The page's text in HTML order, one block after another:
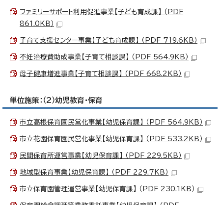
ファミリーサポート利用促進事業【子ども育成課】 （PDF
861.0KB）
子育て支援センター事業【子ども育成課】 （PDF 719.6KB）
不妊治療費助成事業【子育て相談課】 （PDF 564.9KB）
母子健康増進事業【子育て相談課】 （PDF 668.2KB）
単位施策：（2）幼児教育・保育
市立高根保育園民営化事業【幼児保育課】 （PDF 564.9KB）
市立花園保育園民営化事業【幼児保育課】 （PDF 533.2KB）
民間保育所運営事業【幼児保育課】 （PDF 229.5KB）
地域型保育事業【幼児保育課】 （PDF 229.7KB）
市立保育園管理運営事業【幼児保育課】 （PDF 230.1KB）